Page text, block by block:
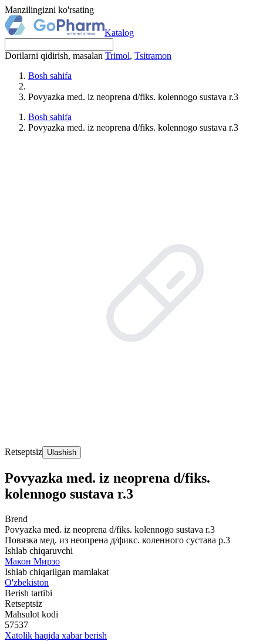
Manzilingizni ko'rsating
Katalog
Dorilarni qidirish, masalan Trimol, Tsitramon
Bosh sahifa
Povyazka med. iz neoprena d/fiks. kolennogo sustava r.3
Bosh sahifa
Povyazka med. iz neoprena d/fiks. kolennogo sustava r.3
Retseptsiz Ulashish
Povyazka med. iz neoprena d/fiks.
kolennogo sustava r.3
Brend
Povyazka med. iz neoprena d/fiks. kolennogo sustava r.3
Повязка мед. из неопрена д/фикс. коленного сустава р.3
Ishlab chiqaruvchi
Макон Мирзо
Ishlab chiqarilgan mamlakat
O'zbekiston
Berish tartibi
Retseptsiz
Mahsulot kodi
57537
Xatolik haqida xabar berish